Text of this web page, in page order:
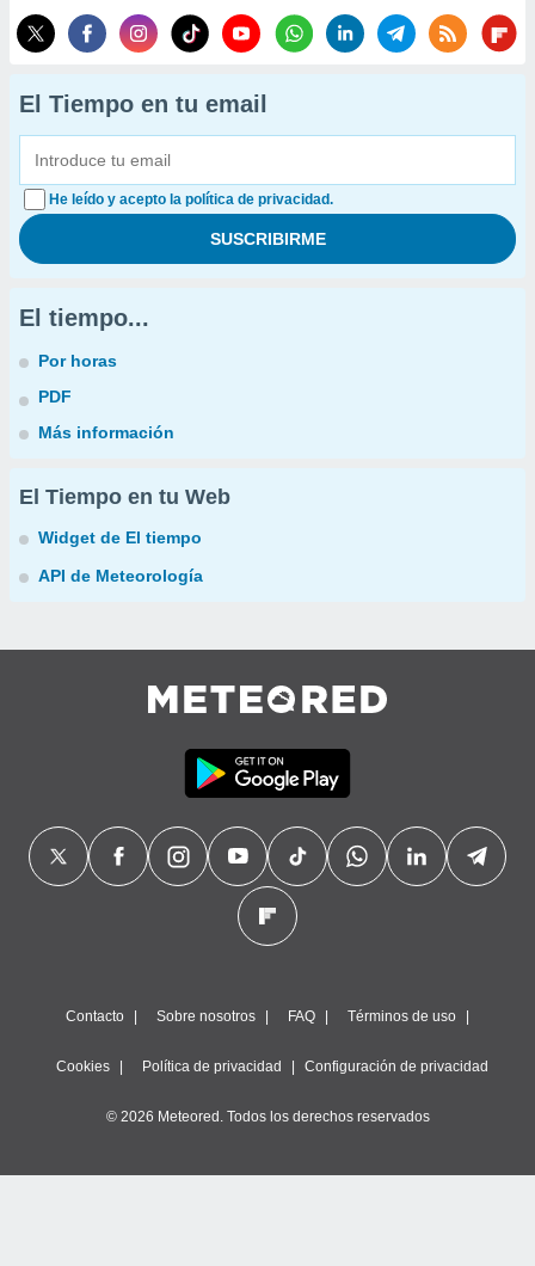
El Tiempo en tu email
He leído y acepto la política de privacidad.
El tiempo...
Por horas
PDF
Más información
El Tiempo en tu Web
Widget de El tiempo
API de Meteorología
Contacto Sobre nosotros FAQ Términos de uso
Cookies Política de privacidad Configuración de privacidad
© 2026 Meteored. Todos los derechos reservados